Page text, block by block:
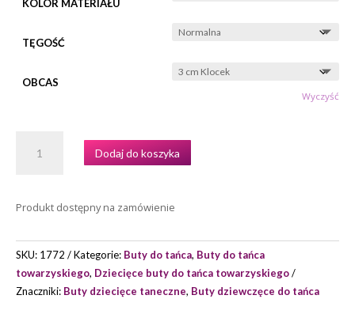
KOLOR MATERIAŁU
TĘGOŚĆ
OBCAS
Wyczyść
BUTY
PORTDANCE
PD301/30
Dodaj do koszyka
Produkt dostępny na zamówienie
SKU: 1772 Kategorie: Buty do tańca, Buty do tańca
towarzyskiego, Dziecięce buty do tańca towarzyskiego
Znaczniki: Buty dziecięce taneczne, Buty dziewczęce do tańca